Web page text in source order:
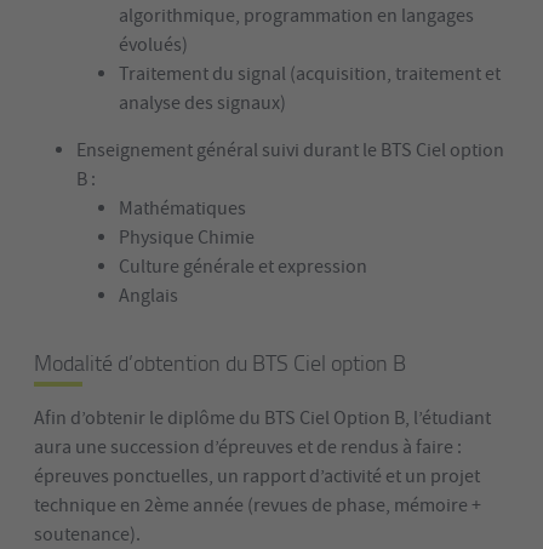
algorithmique, programmation en langages
évolués)
Traitement du signal (acquisition, traitement et
analyse des signaux)
Enseignement général suivi durant le BTS Ciel option
B :
Mathématiques
Physique Chimie
Culture générale et expression
Anglais
Modalité d’obtention du BTS Ciel option B
Afin d’obtenir le diplôme du BTS Ciel Option B, l’étudiant
aura une succession d’épreuves et de rendus à faire :
épreuves ponctuelles, un rapport d’activité et un projet
technique en 2ème année (revues de phase, mémoire +
soutenance).